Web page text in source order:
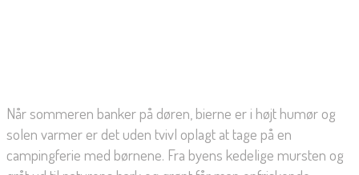
Når sommeren banker på døren, bierne er i højt humør og
solen varmer er det uden tvivl oplagt at tage på en
campingferie med børnene. Fra byens kedelige mursten og